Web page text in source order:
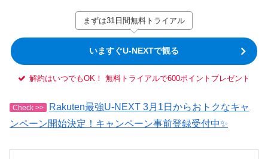
まずは31日間無料トライアル
いますぐU-NEXTで観る
解約はいつでもOK！ 無料トライアルで600ポイントプレゼント
Check >>
Rakuten最強U-NEXT 3月1日からおトクなキャ
ンペーン開始決定！キャンペーン事前登録受付中✨